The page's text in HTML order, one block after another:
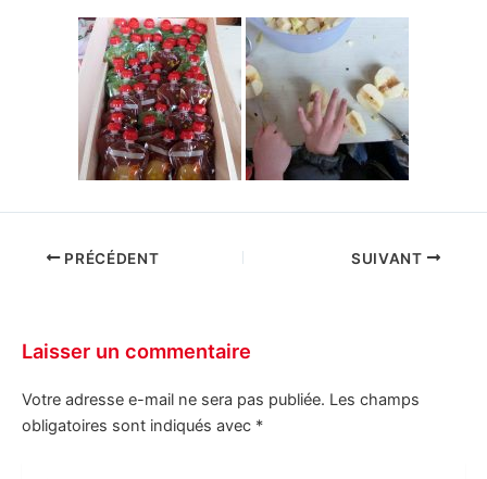
PRÉCÉDENT SUIVANT
Laisser un commentaire
Votre adresse e-mail ne sera pas publiée. Les champs
obligatoires sont indiqués avec *